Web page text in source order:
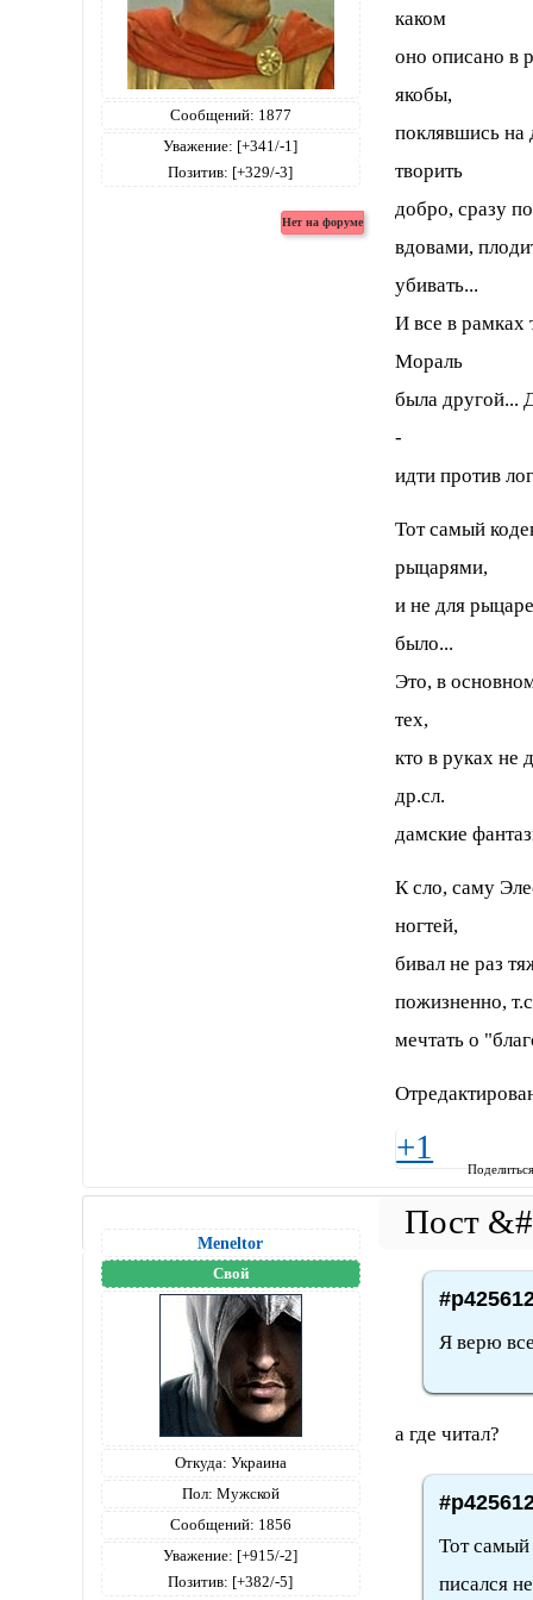
Сообщений: 1877
Уважение: [+341/-1]
Позитив: [+329/-3]
каком
оно описано в
якобы,
поклявшись на
творить
добро, сразу
вдовами,
убивать...
И все в рамках
Мораль
была другой...
-
идти против
Тот самый
рыцарями,
и не для
было...
Это, в
тех,
кто в руках не
др.сл.
дамские
К сло, саму
ногтей,
бивал не раз
пожизненно,
мечтать о
+1
Meneltоr
Свой
Откуда: Украина
Пол: Мужской
Сообщений: 1856
Уважение: [+915/-2]
Позитив: [+382/-5]
Я верю
а где читал?
Тот самый
писался